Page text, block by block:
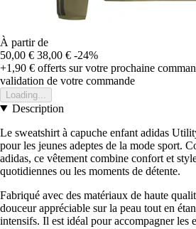
À partir de
50,00 € 38,00 € -24%
+1,90 € offerts sur votre prochaine
validation de votre commande
Loading...
Description
Le sweatshirt à capuche enfant adidas
pour les jeunes adeptes de la mode sport.
adidas, ce vêtement combine confort et
quotidiennes ou les moments de détente.
Fabriqué avec des matériaux de haute
douceur appréciable sur la peau tout en
intensifs. Il est idéal pour accompagner les